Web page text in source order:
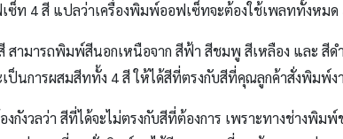
ซ็ท 4 สี แปลว่าเครื่องพิมพ์ออฟเซ็ทจะต้องใช้เพลททั้งหม
ามารถพิมพ์สีนอกเหนือจาก สีฟ้า สีชมพู สีเหลือง และ สี
ป็นการผสมสีททั้ง 4 สี ให้ได้สีที่ตรงกับสีที่คุณลูกค้าสั่งพิมพ์ง
งกังวลว่า สีที่ได้จะไม่ตรงกับสีที่ต้องการ เพราะทางช่างพิ